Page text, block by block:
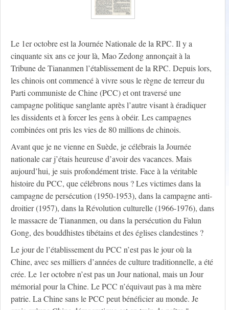
Le 1er octobre est la Journée Nationale de la RPC. Il y a
cinquante six ans ce jour là, Mao Zedong annonçait à la
Tribune de Tiananmen l’établissement de la RPC. Depuis lors,
les chinois ont commencé à vivre sous le règne de terreur du
Parti communiste de Chine (PCC) et ont traversé une
campagne politique sanglante après l’autre visant à éradiquer
les dissidents et à forcer les gens à obéir. Les campagnes
combinées ont pris les vies de 80 millions de chinois.
Avant que je ne vienne en Suède, je célébrais la Journée
nationale car j’étais heureuse d’avoir des vacances. Mais
aujourd’hui, je suis profondément triste. Face à la véritable
histoire du PCC, que célébrons nous ? Les victimes dans la
campagne de persécution (1950-1953), dans la campagne anti-
droitier (1957), dans la Révolution culturelle (1966-1976), dans
le massacre de Tiananmen, ou dans la persécution du Falun
Gong, des bouddhistes tibétains et des églises clandestines ?
Le jour de l’établissement du PCC n’est pas le jour où la
Chine, avec ses milliers d’années de culture traditionnelle, a été
crée. Le 1er octobre n’est pas un Jour national, mais un Jour
mémorial pour la Chine. Le PCC n’équivaut pas à ma mère
patrie. La Chine sans le PCC peut bénéficier au monde. Je